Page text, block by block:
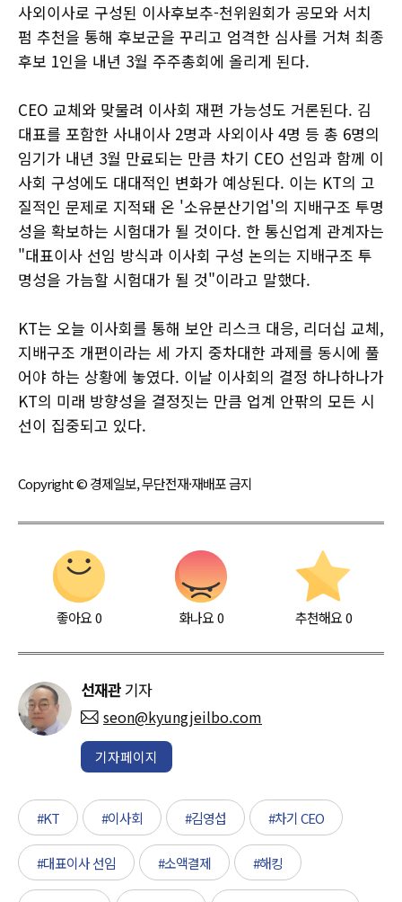
사외이사로 구성된 이사후보추-천위원회가 공모와 서치
펌 추천을 통해 후보군을 꾸리고 엄격한 심사를 거쳐 최종
후보 1인을 내년 3월 주주총회에 올리게 된다.
CEO 교체와 맞물려 이사회 재편 가능성도 거론된다. 김
대표를 포함한 사내이사 2명과 사외이사 4명 등 총 6명의
임기가 내년 3월 만료되는 만큼 차기 CEO 선임과 함께 이
사회 구성에도 대대적인 변화가 예상된다. 이는 KT의 고
질적인 문제로 지적돼 온 '소유분산기업'의 지배구조 투명
성을 확보하는 시험대가 될 것이다. 한 통신업계 관계자는
"대표이사 선임 방식과 이사회 구성 논의는 지배구조 투
명성을 가늠할 시험대가 될 것"이라고 말했다.
KT는 오늘 이사회를 통해 보안 리스크 대응, 리더십 교체,
지배구조 개편이라는 세 가지 중차대한 과제를 동시에 풀
어야 하는 상황에 놓였다. 이날 이사회의 결정 하나하나가
KT의 미래 방향성을 결정짓는 만큼 업계 안팎의 모든 시
선이 집중되고 있다.
Copyright © 경제일보, 무단전재·재배포 금지
좋아요0 화나요0 추천해요 0
선재관 기자
seon@kyungjeilbo.com
기자페이지
#KT #이사회 #김영섭 #차기 CEO
#대표이사 선임 #소액결제 #해킹